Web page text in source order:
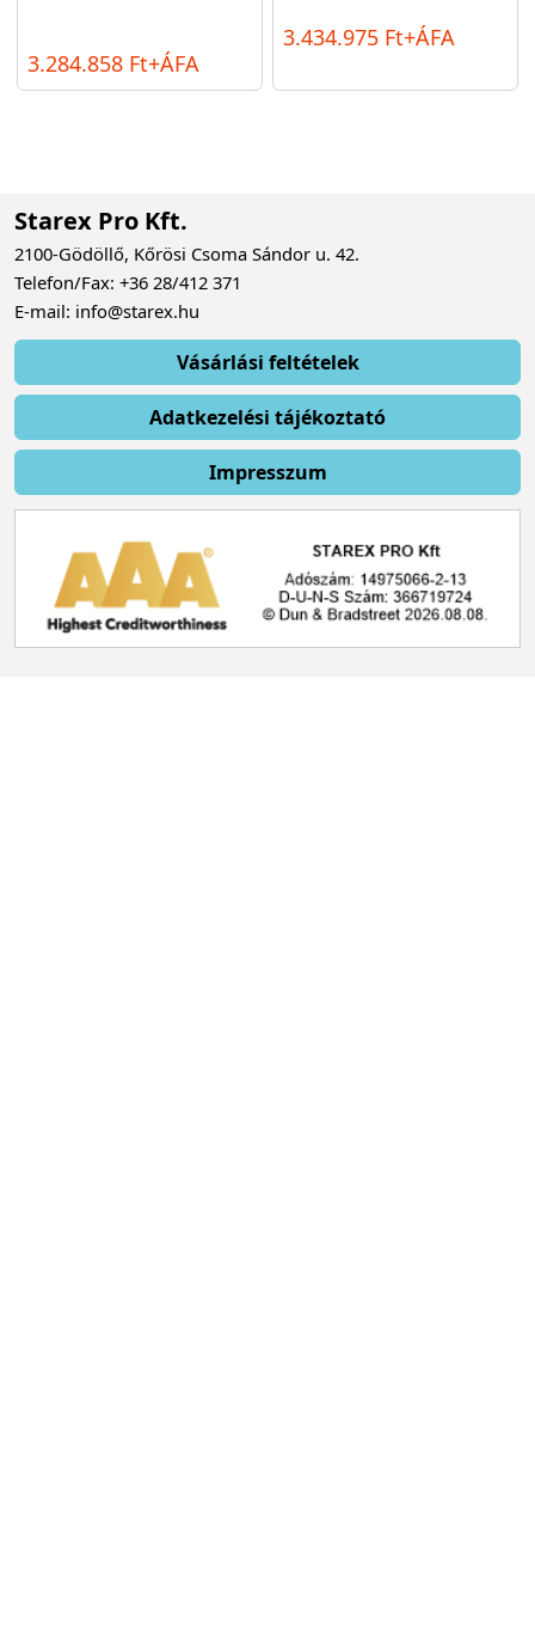
3.284.858 Ft+ÁFA
3.434.975 Ft+ÁFA
Starex Pro Kft.
2100-Gödöllő, Kőrösi Csoma Sándor u. 42.
Telefon/Fax: +36 28/412 371
E-mail: info@starex.hu
Vásárlási feltételek
Adatkezelési tájékoztató
Impresszum